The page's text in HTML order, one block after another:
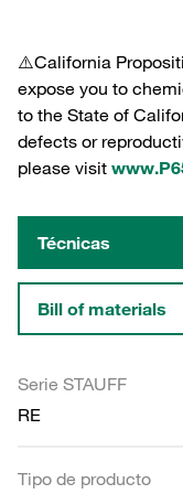
⚠️California
expose you to
to the State of
defects or
please visit
Técnicas
Bill of materials
Serie STAUFF
RE
Tipo de producto